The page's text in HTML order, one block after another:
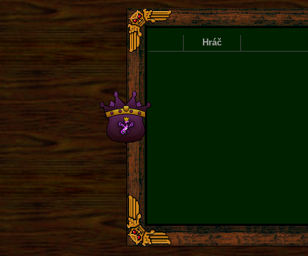
Hráč